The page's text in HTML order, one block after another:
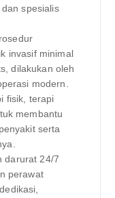
spesialis
invasif minimal
dilakukan oleh
modern.
fisik, terapi
membantu
serta
darurat 24/7
perawat